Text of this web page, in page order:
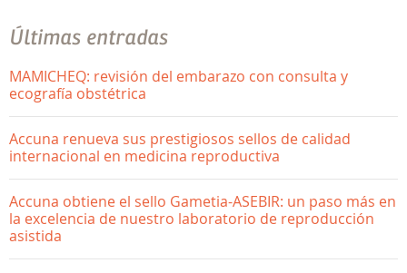
Últimas entradas
MAMICHEQ: revisión del embarazo con consulta y
ecografía obstétrica
Accuna renueva sus prestigiosos sellos de calidad
internacional en medicina reproductiva
Accuna obtiene el sello Gametia-ASEBIR: un paso más en
la excelencia de nuestro laboratorio de reproducción
asistida